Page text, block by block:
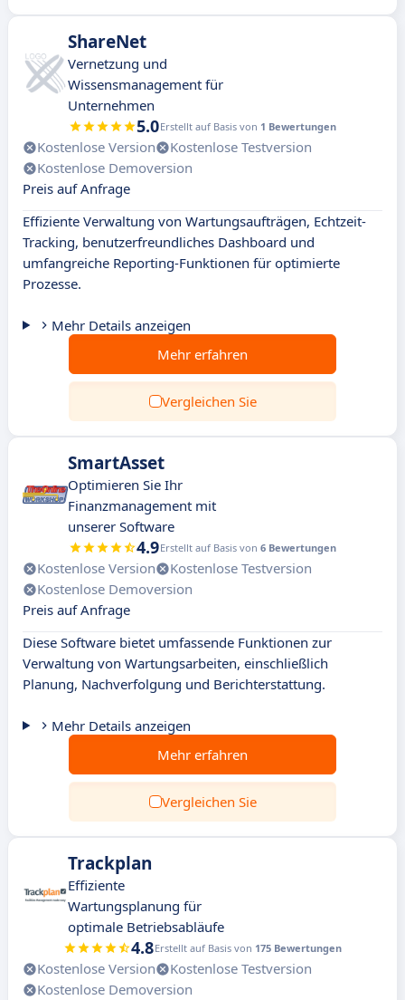
ShareNet
Vernetzung und
Wissensmanagement für
Unternehmen
5.0Erstellt auf Basis von 1 Bewertungen
Kostenlose Version
Kostenlose Testversion
Kostenlose Demoversion
Preis auf Anfrage
Effiziente Verwaltung von Wartungsaufträgen, Echtzeit-
Tracking, benutzerfreundliches Dashboard und
umfangreiche Reporting-Funktionen für optimierte
Prozesse.
Mehr Details anzeigen
Mehr erfahren
Vergleichen Sie
SmartAsset
Optimieren Sie Ihr
Finanzmanagement mit
unserer Software
4.9Erstellt auf Basis von 6 Bewertungen
Kostenlose Version
Kostenlose Testversion
Kostenlose Demoversion
Preis auf Anfrage
Diese Software bietet umfassende Funktionen zur
Verwaltung von Wartungsarbeiten, einschließlich
Planung, Nachverfolgung und Berichterstattung.
Mehr Details anzeigen
Mehr erfahren
Vergleichen Sie
Trackplan
Effiziente
Wartungsplanung für
optimale Betriebsabläufe
4.8Erstellt auf Basis von 175 Bewertungen
Kostenlose Version
Kostenlose Testversion
Kostenlose Demoversion